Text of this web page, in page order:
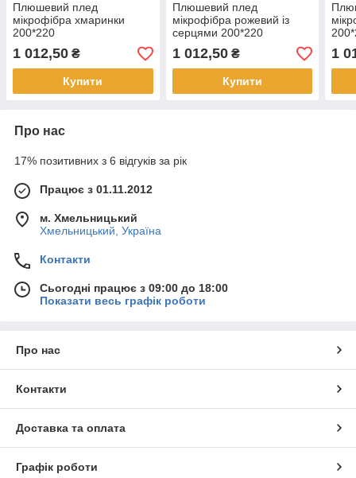
Плюшевий плед
мікрофібра хмаринки
200*220
1 012,50 ₴
Купити
Плюшевий плед
мікрофібра рожевий із
серцями 200*220
1 012,50₴
Купити
1
Про нас
17% позитивних з 6 відгуків за рік
Працює з 01.11.2012
м. Хмельницький
Хмельницький, Україна
Контакти
Сьогодні працює з 09:00 до 18:00
Показати весь графік роботи
Про нас
Контакти
Доставка та оплата
Графік роботи